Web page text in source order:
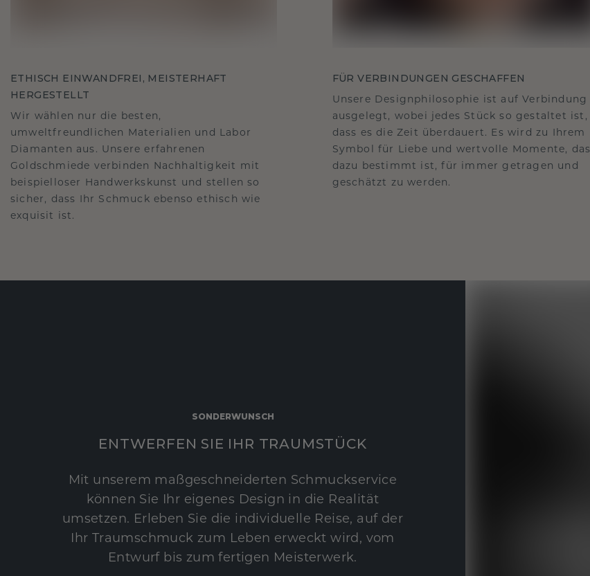
ETHISCH EINWANDFREI, MEISTERHAFT
HERGESTELLT
Wir wählen nur die besten,
umweltfreundlichen Materialien und Labor
Diamanten aus. Unsere erfahrenen
Goldschmiede verbinden Nachhaltigkeit mit
beispielloser Handwerkskunst und stellen so
sicher, dass Ihr Schmuck ebenso ethisch wie
exquisit ist.
FÜR VERBINDUNGEN GESCHAFFEN
Unsere Designphilosophie ist auf Verbindung
ausgelegt, wobei jedes Stück so gestaltet ist,
dass es die Zeit überdauert. Es wird zu Ihrem
Symbol für Liebe und wertvolle Momente, das
dazu bestimmt ist, für immer getragen und
geschätzt zu werden.
SONDERWUNSCH
ENTWERFEN SIE IHR TRAUMSTÜCK
Mit unserem maßgeschneiderten Schmuckservice
können Sie Ihr eigenes Design in die Realität
umsetzen. Erleben Sie die individuelle Reise, auf der
Ihr Traumschmuck zum Leben erweckt wird, vom
Entwurf bis zum fertigen Meisterwerk.